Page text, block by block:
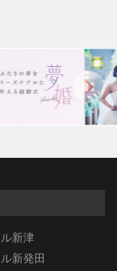
新津
新発田